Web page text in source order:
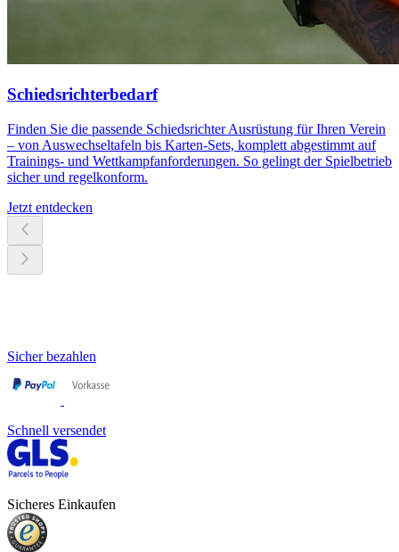
Schiedsrichterbedarf
Finden Sie die passende Schiedsrichter Ausrüstung für Ihren Verein
– von Auswechseltafeln bis Karten-Sets, komplett abgestimmt auf
Trainings- und Wettkampfanforderungen. So gelingt der Spielbetrieb
sicher und regelkonform.
Jetzt entdecken
Sicher bezahlen
Schnell versendet
Sicheres Einkaufen